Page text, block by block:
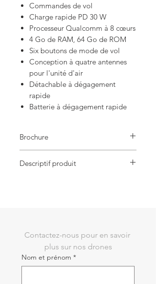
Commandes de vol
Charge rapide PD 30 W
Processeur Qualcomm à 8 cœurs
4 Go de RAM, 64 Go de ROM
Six boutons de mode de vol
Conception à quatre antennes
pour l'unité d'air
Détachable à dégagement
rapide
Batterie à dégagement rapide
Brochure
Descriptif produit
Contactez-nous pour en savoir
plus sur nos drones
Nom et prénom *